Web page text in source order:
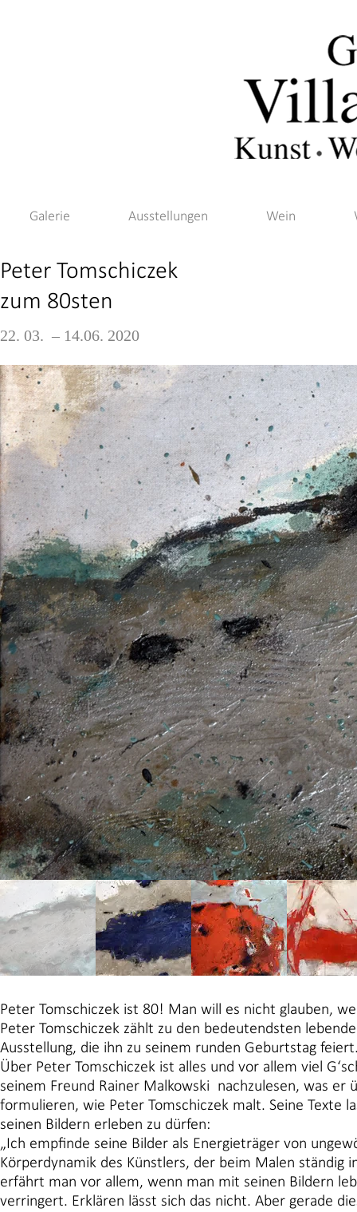
Galerie Ausstellungen Wein
Peter Tomschiczek
zum 80sten
22. 03. – 14.06. 2020
Peter Tomschiczek ist 80! Man will es nicht glauben,
Peter Tomschiczek zählt zu den bedeutendsten
Ausstellung, die ihn zu seinem runden Geburtstag
Über Peter Tomschiczek ist alles und vor allem viel
seinem Freund Rainer Malkowski nachzulesen, was er
formulieren, wie Peter Tomschiczek malt. Seine Texte
seinen Bildern erleben zu dürfen:
„Ich empfinde seine Bilder als Energieträger von
Körperdynamik des Künstlers, der beim Malen ständig
erfährt man vor allem, wenn man mit seinen Bildern
verringert. Erklären lässt sich das nicht. Aber gerade